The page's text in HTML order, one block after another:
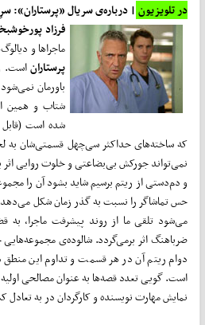
در تلویزیون| درباره‌ی سریال «پرستاران»:
فرزاد
ماجراها و
پرستاراناست.
باورمان
شتاب و همین
شده است (قابل
که ساخته‌های حداکثر سی‌چهل قسمتی‌شان به
نمی‌تواند جورکش بی‌بضاعتی و خلوت روایی اثر
و دم‌دستی از ریتم برسیم شاید بشود آن را
حس تماشاگر را نسبت به گذر زمان شکل
می‌شود تلقی ما از روند پیشرفت ماجرا، به
ضرباهنگ اثر برمی‌گردد. شالوده‌ی
دوام ریتم آن در هر قسمت و تداوم این
است. گویی تعدد قصه‌ها به عنوان مصالحی اولیه،
نمایش مهارت نویسنده و کارگردان در به